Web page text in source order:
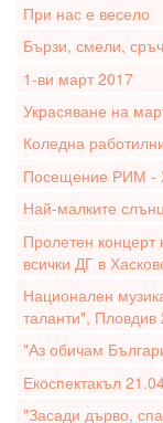
При нас е весело
Бързи, смели,
1-ви март 2017
Украсяване на
Коледна
Посещение РИМ -
Най-малките
Пролетен концерт
всички ДГ в
Национален
таланти", Пловдив
"Аз обичам
Екоспектакъл
"Засади дърво,